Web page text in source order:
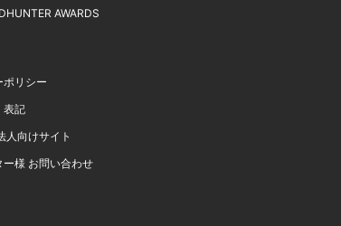
AWARDS
ポリシー
表記
人向けサイト
ー様 お問い合わせ